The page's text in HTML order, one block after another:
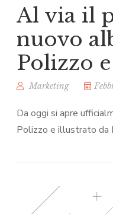
Al via il
nuovo
Polizzo
Marketing
Da oggi si apre
Polizzo e illustrato da